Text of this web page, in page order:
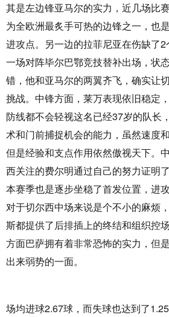
其是左边锋亚马尔的实力，近几场比
为全欧洲最炙手可热的边锋之一，也
进攻点。另一边的拉菲尼亚在伤缺了
一场对阵毕尔巴鄂竞技替补出场，状
错，他和亚马尔的两翼齐飞，确实让
挑战。中锋方面，莱万表现依旧稳定
防线都不会轻视这名已经37岁的队长
术和门前捕捉机会的能力，虽然速度
但是经验和支点作用依然傲视天下。
西关注的费尔明通过自己的努力证明
本赛季也是逐步坐稳了首发位置，进
对于切尔西中场来说是个不小的麻烦
斯都提供了后排插上的终结和组织控
方面巴萨拥有着非常恐怖的实力，但
出来弱势的一面。
场均进球2.67球，而失球也达到了